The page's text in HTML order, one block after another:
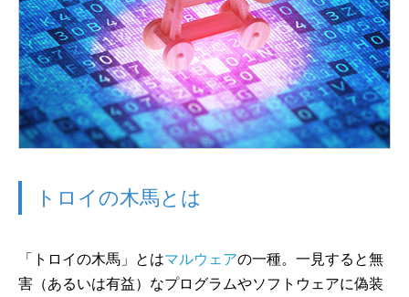
トロイの木馬とは
「トロイの木馬」とはマルウェアの一種。一見すると無
害（あるいは有益）なプログラムやソフトウェアに偽装